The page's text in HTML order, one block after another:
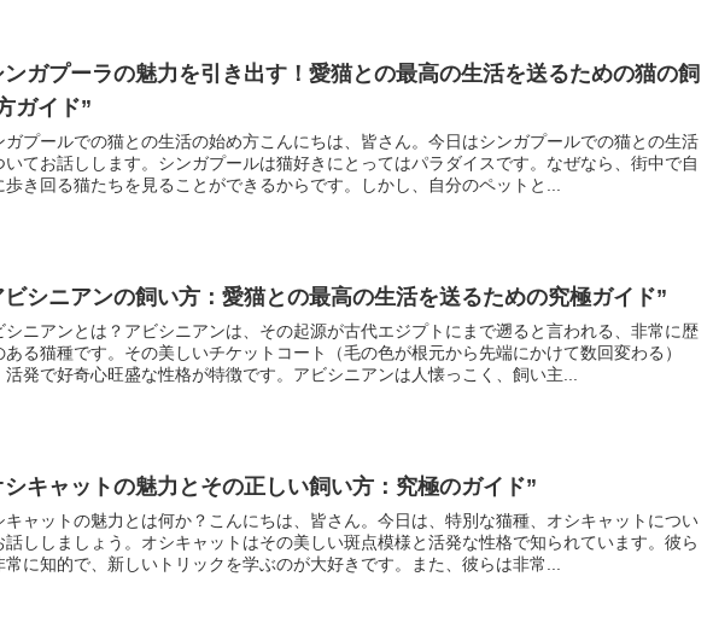
ンガプーラの魅力を引き出す！愛猫との最高の生活を送るための猫の飼
ガイド”
ガプールでの猫との生活の始め方こんにちは、皆さん。今日はシンガプールでの猫との生活
いてお話しします。シンガプールは猫好きにとってはパラダイスです。なぜなら、街中で自
歩き回る猫たちを見ることができるからです。しかし、自分のペットと...
ビシニアンの飼い方：愛猫との最高の生活を送るための究極ガイド”
シニアンとは？アビシニアンは、その起源が古代エジプトにまで遡ると言われる、非常に歴
ある猫種です。その美しいチケットコート（毛の色が根元から先端にかけて数回変わる）
活発で好奇心旺盛な性格が特徴です。アビシニアンは人懐っこく、飼い主...
シキャットの魅力とその正しい飼い方：究極のガイド”
キャットの魅力とは何か？こんにちは、皆さん。今日は、特別な猫種、オシキャットについ
話ししましょう。オシキャットはその美しい斑点模様と活発な性格で知られています。彼ら
常に知的で、新しいトリックを学ぶのが大好きです。また、彼らは非常...